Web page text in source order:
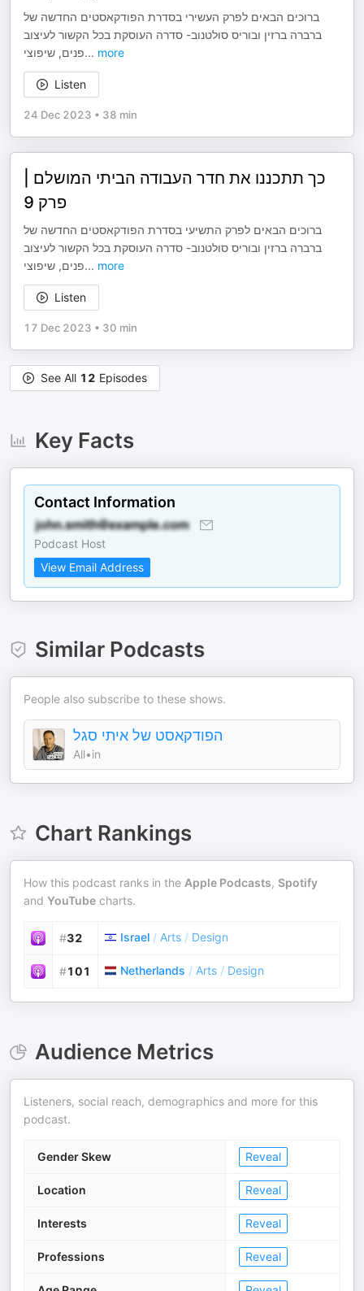
ברוכים הבאים לפרק העשירי בסדרת הפודקאסטים החדשה של
ברברה ברזין ובוריס סולטנוב- סדרה העוסקת בכל הקשור לעיצוב
פנים, שיפוצי... more
Listen
24 Dec 2023 • 38 min
כך תתכננו את חדר העבודה הביתי המושלם |
פרק 9
ברוכים הבאים לפרק התשיעי בסדרת הפודקאסטים החדשה של
ברברה ברזין ובוריס סולטנוב- סדרה העוסקת בכל הקשור לעיצוב
פנים, שיפוצי... more
Listen
17 Dec 2023 • 30 min
See All 12 Episodes
Key Facts
Contact Information
Podcast Host
View Email Address
Similar Podcasts
People also subscribe to these shows.
הפודקאסט של איתי סגל
All•in
Chart Rankings
How this podcast ranks in the Apple Podcasts, Spotify
and YouTube charts.
#32 Israel / Arts / Design
#101 Netherlands / Arts / Design
Audience Metrics
Listeners, social reach, demographics and more for this
podcast.
Gender Skew Reveal
Location Reveal
Interests Reveal
Professions Reveal